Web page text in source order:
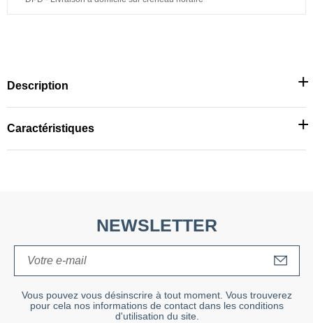
Description
Caractéristiques
NEWSLETTER
Vous pouvez vous désinscrire à tout moment. Vous trouverez
pour cela nos informations de contact dans les conditions
d'utilisation du site.